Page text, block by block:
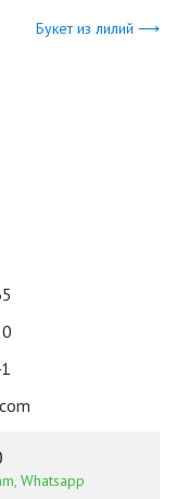
Букет из лилий ⟶
Whatsapp